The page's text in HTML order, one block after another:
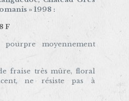
» 1998 :
F
pourpre moyennement
fraise très mûre, floral
ne résiste pas à